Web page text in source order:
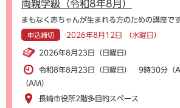
両親学級（令和8年8月）
まもなく赤ちゃんが生まれる方のための講座です
申込締切 2026年8月12日 （水曜日）
2026年8月23日（日曜日）
令和8年8月23日（日曜日） 9時30分（
（AM）
長崎市役所2階多目的スペース